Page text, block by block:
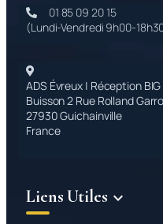
01 85 09 20 15
(Lundi-Vendredi 9h00-
ADS Évreux | Réception
Buisson 2 Rue Rolland
27930 Guichainville
France
Liens Utiles 